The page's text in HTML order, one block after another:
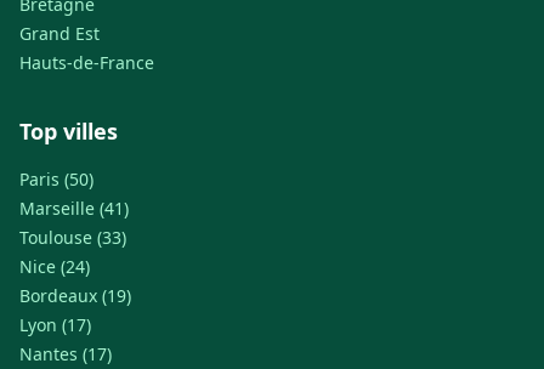
Grand Est
Hauts-de-France
Top villes
Paris (50)
Marseille (41)
Toulouse (33)
Nice (24)
Bordeaux (19)
Lyon (17)
Nantes (17)